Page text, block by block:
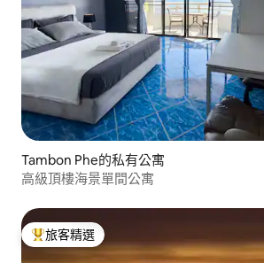
Tambon Phe的私有公寓
高級頂樓海景單間公寓
旅客精選榜首
旅客精選